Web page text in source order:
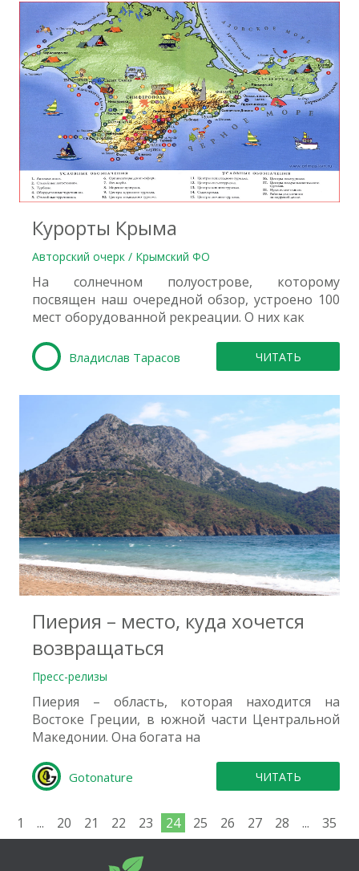
Курорты Крыма
Авторский очерк / Крымский ФО
На солнечном полуострове, которому
посвящен наш очередной обзор, устроено 100
мест оборудованной рекреации. О них как
Владислав Тарасов ЧИТАТЬ
0
Пиерия – место, куда хочется
возвращаться
Пресс-релизы
Пиерия – область, которая находится на
Востоке Греции, в южной части Центральной
Македонии. Она богата на
Gotonature ЧИТАТЬ
1 ... 20 21 22 23 24 25 26 27 28 ... 35